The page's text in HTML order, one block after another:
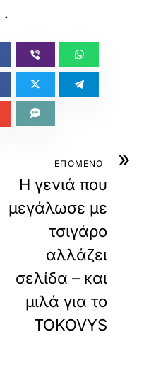
.
»
ΕΠΟΜΕΝΟ
Η γενιά που
μεγάλωσε με
τσιγάρο
αλλάζει
σελίδα – και
μιλά για το
TOKOVYS